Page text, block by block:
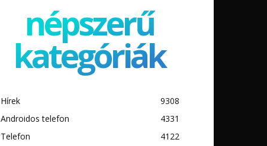
népszerű
kategóriák
Hírek
9308
Androidos telefon
4331
Telefon
4122